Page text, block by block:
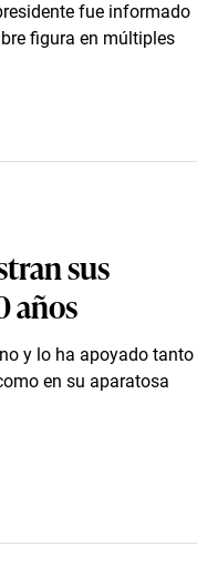
fue informado
figura en múltiples
sus
años
y lo ha apoyado tanto
en su aparatosa